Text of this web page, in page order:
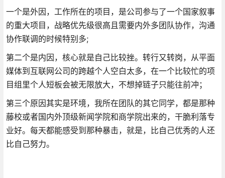
一个是外因，工作所在的项目，是公司参与了一个国家叙事
的重大项目，战略优先级很高且需要内外多团队协作，沟通
协作联调的时候特别多;
第二个是内因，核心就是自己比较挫。转行又转岗，从平面
媒体到互联网公司的跨越个人空白太多，在一个比较忙的项
目组里个人短板会被无限放大，不想掉链子只能往前冲；
第三个原因其实是环境，我所在团队的其它同学，都是那种
藤校或者国内外顶级新闻学院和商学院出来的，干脆利落专
业好。每天都能感受到那种暴击，就是，比自己优秀的人还
比自己努力。